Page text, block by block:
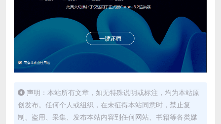
声明：本站所有文章，如无特殊说明或标注，均为本站原
创发布。任何个人或组织，在未征得本站同意时，禁止复
制、盗用、采集、发布本站内容到任何网站、书籍等各类媒